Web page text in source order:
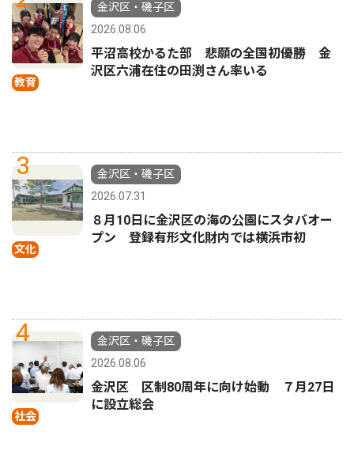
教育
金沢区・磯子区
2026.08.06
平沼高校かるた部 悲願の全国初優勝 金
沢区六浦在住の田渕さん率いる
3
文化
金沢区・磯子区
2026.07.31
８月10日に金沢区の海の公園にスタバオー
プン 登録有形文化財内では横浜市初
4
社会
金沢区・磯子区
2026.08.06
金沢区 区制80周年に向け始動 ７月27日
に設立総会